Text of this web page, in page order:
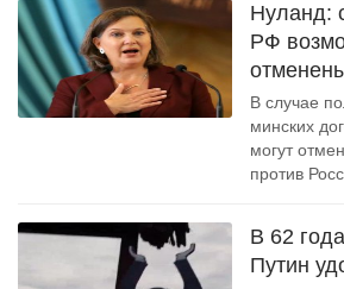
Нуланд:
РФ
В случае
минских
могут
против
В 62
Путин